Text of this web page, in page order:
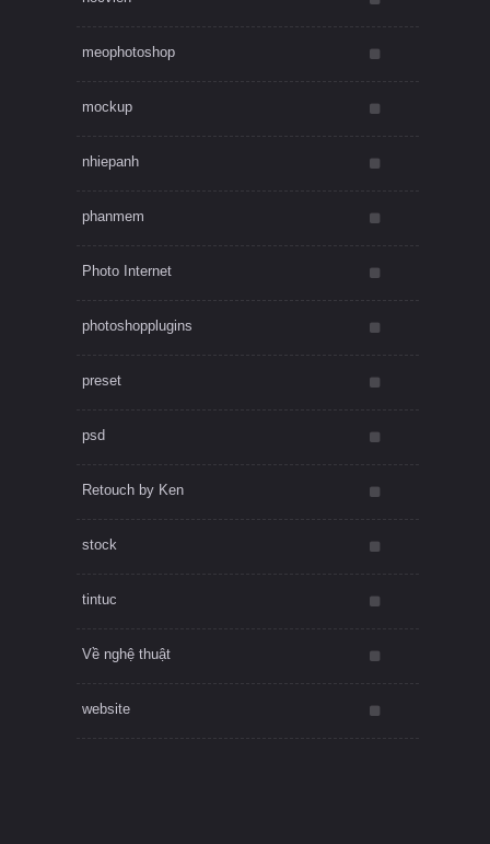
meophotoshop
mockup
nhiepanh
phanmem
Photo Internet
photoshopplugins
preset
psd
Retouch by Ken
stock
tintuc
Về nghệ thuật
website